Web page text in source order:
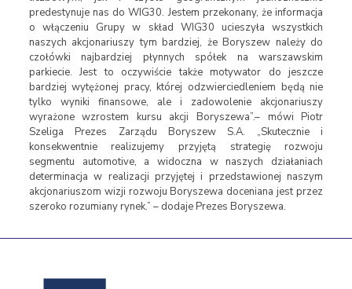
predestynuje nas do WIG30. Jestem przekonany, że informacja
o włączeniu Grupy w skład WIG30 ucieszyła wszystkich
naszych akcjonariuszy tym bardziej, że Boryszew należy do
czołówki najbardziej płynnych spółek na warszawskim
parkiecie. Jest to oczywiście także motywator do jeszcze
bardziej wytężonej pracy, której odzwierciedleniem będą nie
tylko wyniki finansowe, ale i zadowolenie akcjonariuszy
wyrażone wzrostem kursu akcji Boryszewa”.– mówi Piotr
Szeliga Prezes Zarządu Boryszew S.A. „Skutecznie i
konsekwentnie realizujemy przyjętą strategię rozwoju
segmentu automotive, a widoczna w naszych działaniach
determinacja w realizacji przyjętej i przedstawionej naszym
akcjonariuszom wizji rozwoju Boryszewa doceniana jest przez
szeroko rozumiany rynek.” – dodaje Prezes Boryszewa.